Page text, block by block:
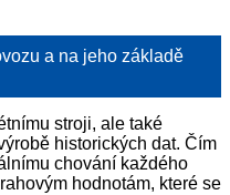
a na jeho základě
stroji, ale také
historických dat. Čím
chování každého
hodnotám, které se